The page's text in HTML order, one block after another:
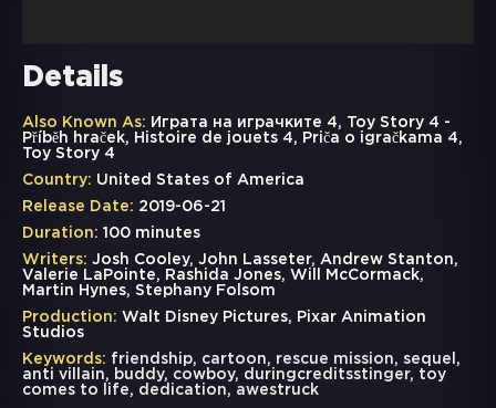
Details
Also Known As: Играта на играчките 4, Toy Story 4 -
Příběh hraček, Histoire de jouets 4, Priča o igračkama 4,
Toy Story 4
Country: United States of America
Release Date: 2019-06-21
Duration: 100 minutes
Writers: Josh Cooley, John Lasseter, Andrew Stanton,
Valerie LaPointe, Rashida Jones, Will McCormack,
Martin Hynes, Stephany Folsom
Production: Walt Disney Pictures, Pixar Animation
Studios
Keywords: friendship, cartoon, rescue mission, sequel ,
anti villain, buddy, cowboy, duringcreditsstinger, toy
comes to life, dedication, awestruck